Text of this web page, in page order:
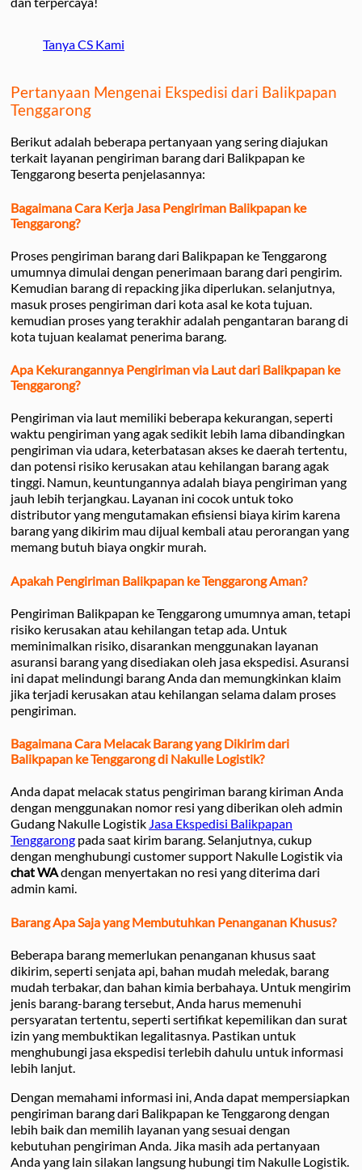
Tanya CS Kami
Pertanyaan Mengenai Ekspedisi dari Balikpapan
Tenggarong
Berikut adalah beberapa pertanyaan yang sering diajukan
terkait layanan pengiriman barang dari Balikpapan ke
Tenggarong beserta penjelasannya:
Bagaimana Cara Kerja Jasa Pengiriman Balikpapan ke
Tenggarong?
Proses pengiriman barang dari Balikpapan ke Tenggarong
umumnya dimulai dengan penerimaan barang dari pengirim.
Kemudian barang di repacking jika diperlukan. selanjutnya,
masuk proses pengiriman dari kota asal ke kota tujuan.
kemudian proses yang terakhir adalah pengantaran barang di
kota tujuan kealamat penerima barang.
Apa Kekurangannya Pengiriman via Laut dari Balikpapan ke
Tenggarong?
Pengiriman via laut memiliki beberapa kekurangan, seperti
waktu pengiriman yang agak sedikit lebih lama dibandingkan
pengiriman via udara, keterbatasan akses ke daerah tertentu,
dan potensi risiko kerusakan atau kehilangan barang agak
tinggi. Namun, keuntungannya adalah biaya pengiriman yang
jauh lebih terjangkau. Layanan ini cocok untuk toko
distributor yang mengutamakan efisiensi biaya kirim karena
barang yang dikirim mau dijual kembali atau perorangan yang
memang butuh biaya ongkir murah.
Apakah Pengiriman Balikpapan ke Tenggarong Aman?
Pengiriman Balikpapan ke Tenggarong umumnya aman, tetapi
risiko kerusakan atau kehilangan tetap ada. Untuk
meminimalkan risiko, disarankan menggunakan layanan
asuransi barang yang disediakan oleh jasa ekspedisi. Asuransi
ini dapat melindungi barang Anda dan memungkinkan klaim
jika terjadi kerusakan atau kehilangan selama dalam proses
pengiriman.
Bagaimana Cara Melacak Barang yang Dikirim dari
Balikpapan ke Tenggarong di Nakulle Logistik?
Anda dapat melacak status pengiriman barang kiriman Anda
dengan menggunakan nomor resi yang diberikan oleh admin
Gudang Nakulle Logistik Jasa Ekspedisi Balikpapan
Tenggarong pada saat kirim barang. Selanjutnya, cukup
dengan menghubungi customer support Nakulle Logistik via
chat WAdengan menyertakan no resi yang diterima dari
admin kami.
Barang Apa Saja yang Membutuhkan Penanganan Khusus?
Beberapa barang memerlukan penanganan khusus saat
dikirim, seperti senjata api, bahan mudah meledak, barang
mudah terbakar, dan bahan kimia berbahaya. Untuk mengirim
jenis barang-barang tersebut, Anda harus memenuhi
persyaratan tertentu, seperti sertifikat kepemilikan dan surat
izin yang membuktikan legalitasnya. Pastikan untuk
menghubungi jasa ekspedisi terlebih dahulu untuk informasi
lebih lanjut.
Dengan memahami informasi ini, Anda dapat mempersiapkan
pengiriman barang dari Balikpapan ke Tenggarong dengan
lebih baik dan memilih layanan yang sesuai dengan
kebutuhan pengiriman Anda. Jika masih ada pertanyaan
Anda yang lain silakan langsung hubungi tim Nakulle Logistik.